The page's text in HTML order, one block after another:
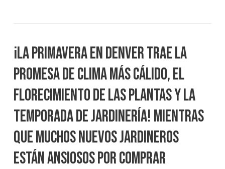
¡La primavera en Denver trae la
promesa de clima más cálido, el
florecimiento de las plantas y la
temporada de jardinería! Mientras
que muchos nuevos jardineros
están ansiosos por comprar